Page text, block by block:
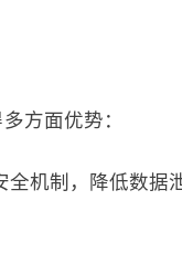
方面优势：
机制，降低数据